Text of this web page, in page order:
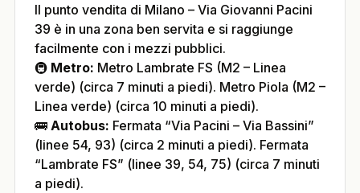
Il punto vendita di Milano – Via Giovanni Pacini
39 è in una zona ben servita e si raggiunge
facilmente con i mezzi pubblici.
🚇 Metro: Metro Lambrate FS (M2 – Linea
verde) (circa 7 minuti a piedi). Metro Piola (M2 –
Linea verde) (circa 10 minuti a piedi).
🚌 Autobus: Fermata “Via Pacini – Via Bassini”
(linee 54, 93) (circa 2 minuti a piedi). Fermata
“Lambrate FS” (linee 39, 54, 75) (circa 7 minuti
a piedi).